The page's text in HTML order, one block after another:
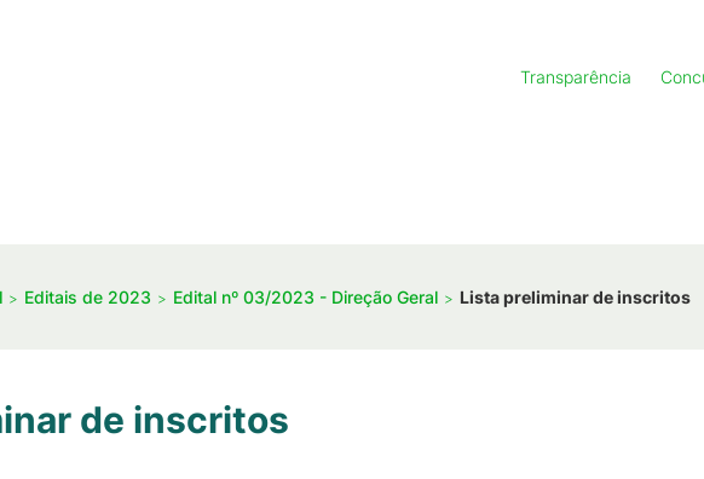
Transparência
Editais de 2023 Edital nº 03/2023 - Direção Geral Lista preliminar de inscritos
de inscritos